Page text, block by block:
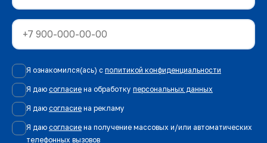
Я ознакомился(ась) с политикой конфиденциальности
Я даю согласие на обработку персональных данных
Я даю согласие на рекламу
Я даю согласие на получение массовых и/или автоматических
телефонных вызовов